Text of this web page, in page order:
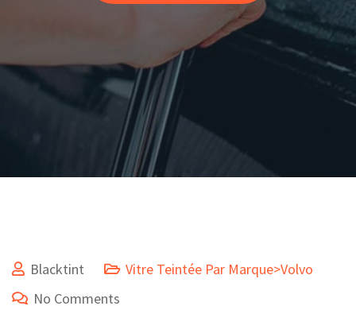
Blacktint
Vitre Teintée Par Marque>Volvo
No Comments